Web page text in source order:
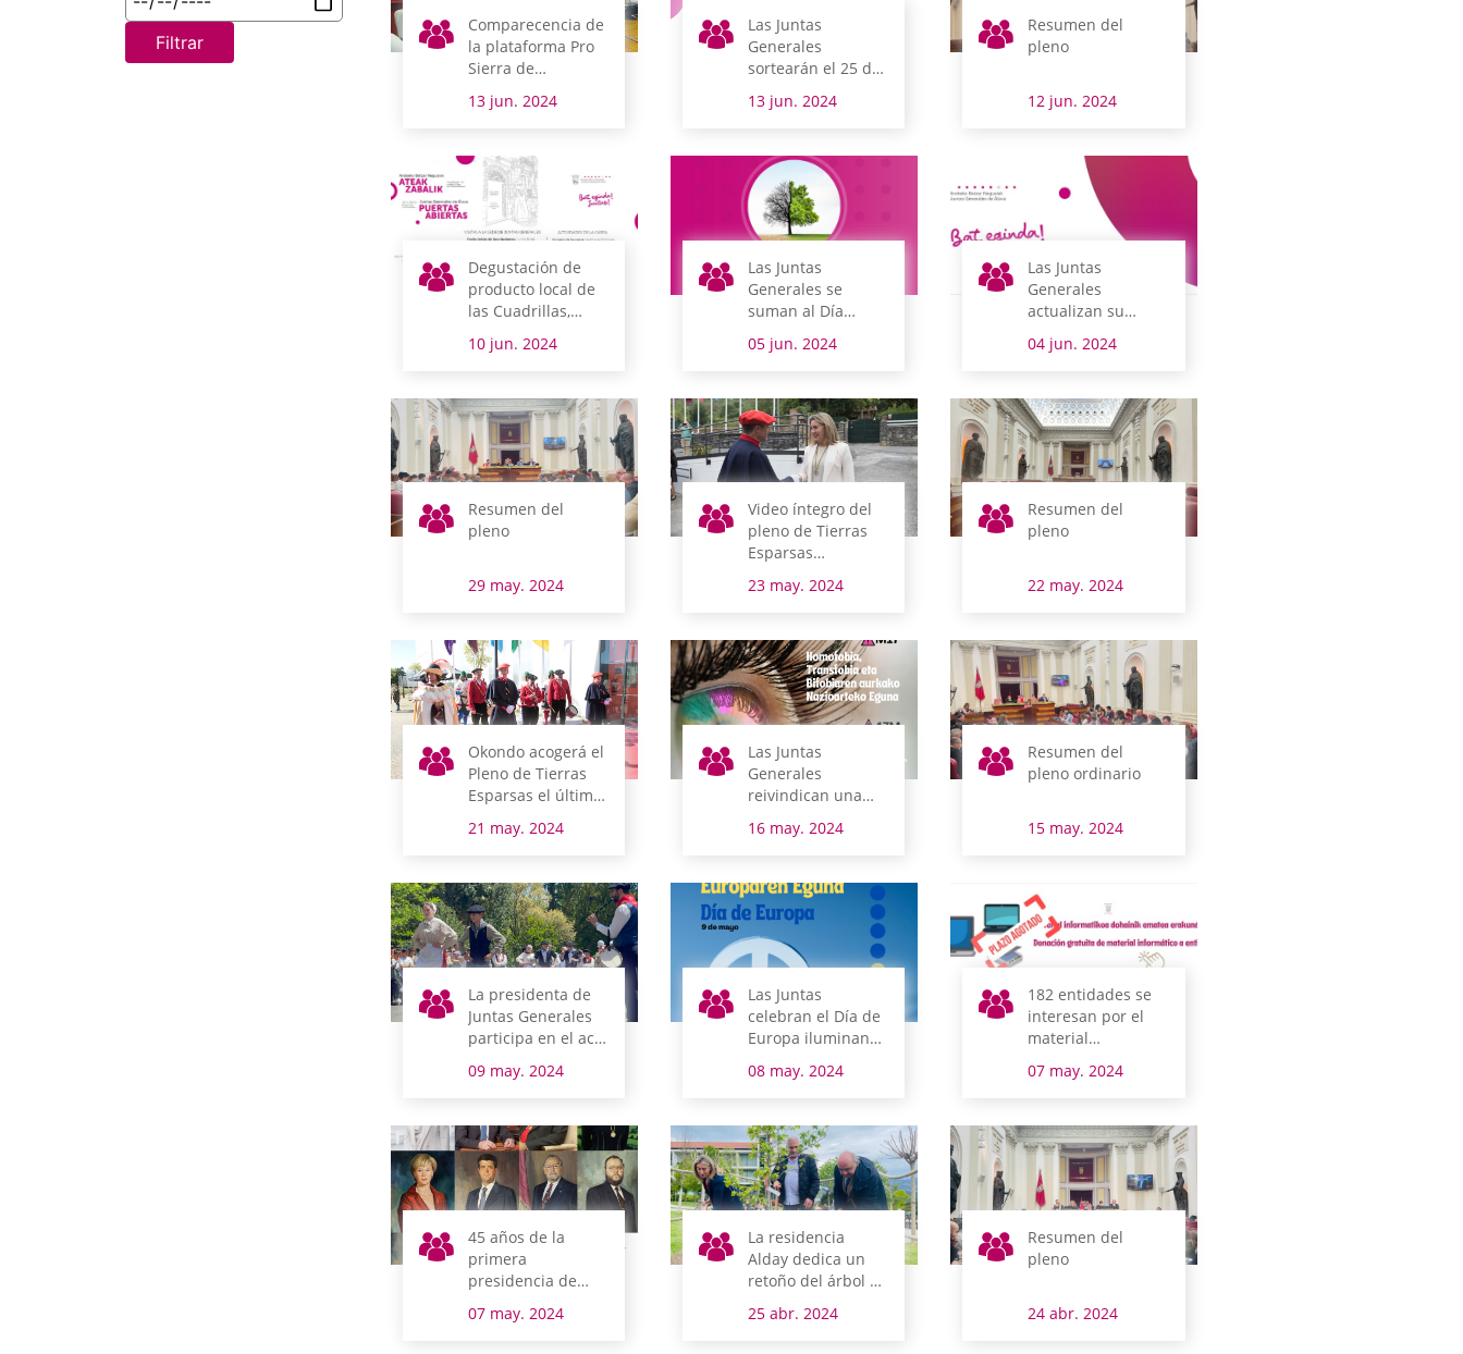
Filtrar
Comparecencia de
la plataforma Pro
Sierra de
13 jun. 2024
Las Juntas
Generales
sortearán el 25 de
informáticos que
gratuita
13 jun. 2024
Resumen del
pleno
12 jun. 2024
Degustación de
producto local de
las Cuadrillas,
se dan la mano en
de la Jornada de
Puertas Abiertas
del parlamento
alavés
10 jun. 2024
Las Juntas
Generales se
suman al Día
Ambiente
05 jun. 2024
Las Juntas
Generales
actualizan su
lema
04 jun. 2024
Resumen del
pleno
29 may. 2024
Video íntegro del
pleno de Tierras
Esparsas
Okondo
23 may. 2024
Resumen del
pleno
22 may. 2024
Okondo acogerá el
Pleno de Tierras
Esparsas el último
21 may. 2024
Las Juntas
Generales
reivindican una
violencia contra
homosexuales,
transgénero,
transexuales y
bisexuales
16 may. 2024
Resumen del
pleno ordinario
15 may. 2024
La presidenta de
Juntas Generales
participa en el acto
voto de Arrastaria
09 may. 2024
Las Juntas
celebran el Día de
Europa iluminando
apelando al
que impulsó la UE
08 may. 2024
182 entidades se
interesan por el
material
donan las Juntas
07 may. 2024
45 años de la
primera
presidencia de
de Álava en la
07 may. 2024
La residencia
Alday dedica un
retoño del árbol de
residentes y
25 abr. 2024
Resumen del
pleno
24 abr. 2024